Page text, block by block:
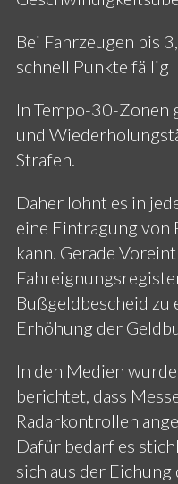
Bei Fahrzeugen bis
schnell Punkte fällig
In Tempo-30-Zonen
und
Strafen.
Daher lohnt es in
eine Eintragung von
kann. Gerade
Bußgeldbescheid
Erhöhung der
In den Medien
berichtet, dass
Radarkontrollen
Dafür bedarf es
sich aus der Eichung